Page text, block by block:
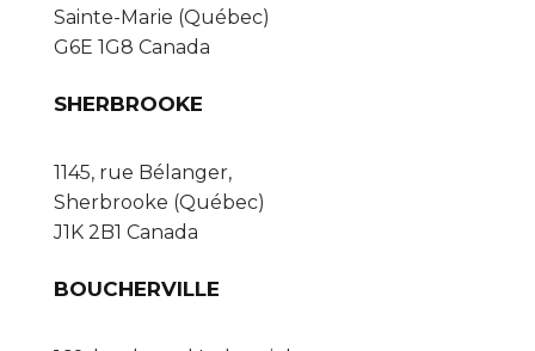
Sainte-Marie (Québec)
G6E 1G8 Canada
SHERBROOKE
1145, rue Bélanger,
Sherbrooke (Québec)
J1K 2B1 Canada
BOUCHERVILLE